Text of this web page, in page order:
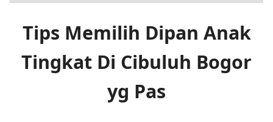
Tips Memilih Dipan Anak
Tingkat Di Cibuluh Bogor
yg Pas